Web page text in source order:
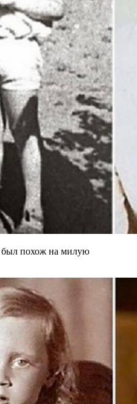
был похож на милую